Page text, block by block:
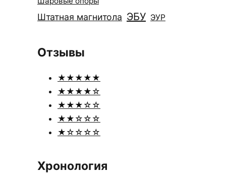
Штатная магнитола ЭБУ ЭУР
Отзывы
★★★★★
★★★★☆
★★★☆☆
★★☆☆☆
★☆☆☆☆
Хронология